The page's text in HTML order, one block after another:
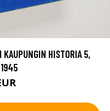
KAUPUNGIN HISTORIA 5,